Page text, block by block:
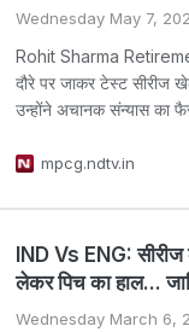
Wednesday May 7,
Rohit Sharma
दौरे पर जाकर टेस्ट सीरीज
उन्होंने अचानक संन्यास का
mpcg.ndtv.in
IND Vs ENG:
लेकर पिच का हाल...
Wednesday March 6,